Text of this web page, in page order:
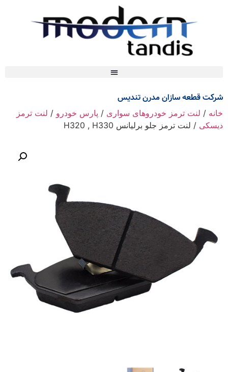
شرکت قطعه سازان مدرن تندیس
خانه / لنت ترمز خودروهای سواری / پارس خودرو / لنت ترمز
دیسکی / لنت ترمز جلو برلیانس H320 , H330